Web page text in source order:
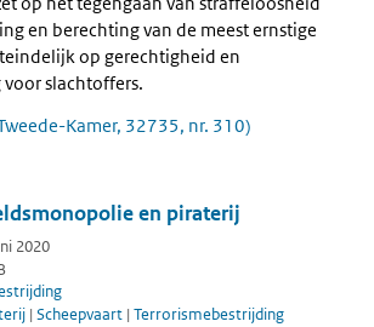
en berechting van de meest ernstige
op gerechtigheid en
slachtoffers.
Kamer, 32735, nr. 310)
en piraterij
2020
| Scheepvaart | Terrorismebestrijding